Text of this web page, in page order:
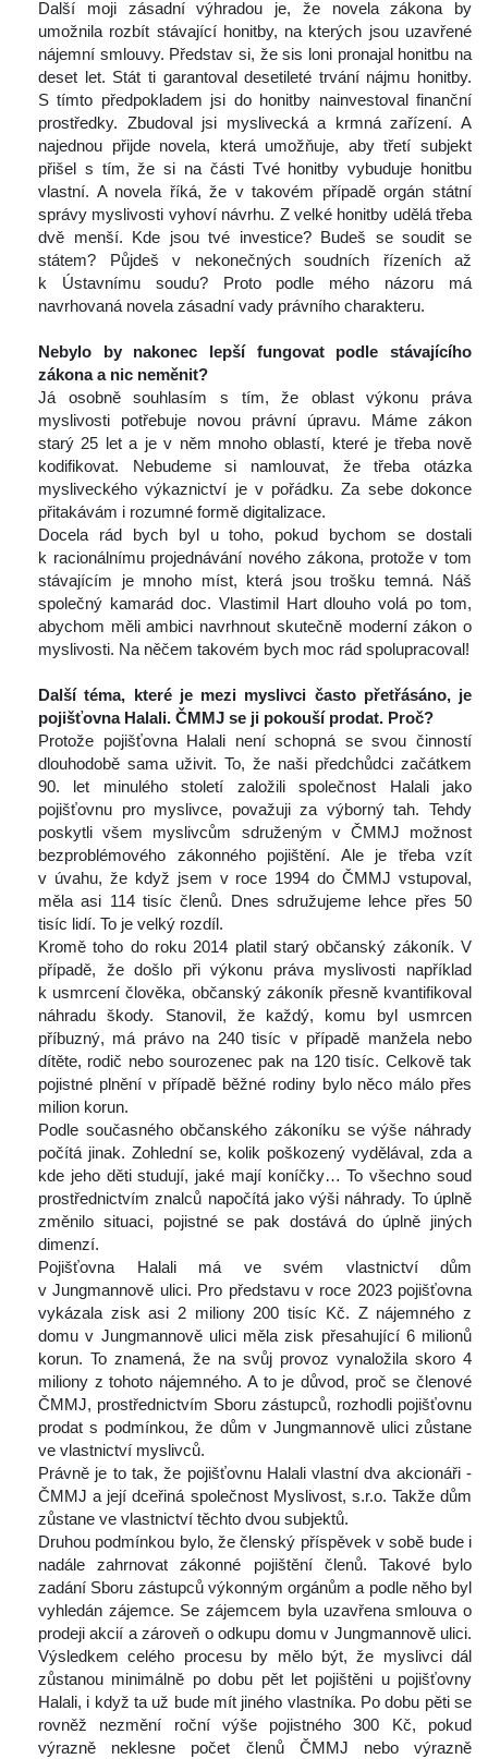
Další moji zásadní výhradou je, že novela zákona by
umožnila rozbít stávající honitby, na kterých jsou uzavřené
nájemní smlouvy. Představ si, že sis loni pronajal honitbu na
deset let. Stát ti garantoval desetileté trvání nájmu honitby.
S tímto předpokladem jsi do honitby nainvestoval finanční
prostředky. Zbudoval jsi myslivecká a krmná zařízení. A
najednou přijde novela, která umožňuje, aby třetí subjekt
přišel s tím, že si na části Tvé honitby vybuduje honitbu
vlastní. A novela říká, že v takovém případě orgán státní
právy myslivosti vyhoví návrhu. Z velké honitby udělá třeba
dvě menší. Kde jsou tvé investice? Budeš se soudit se
tátem? Půjdeš v nekonečných soudních řízeních až
k Ústavnímu soudu? Proto podle mého názoru má
navrhovaná novela zásadní vady právního charakteru.
Nebylo by nakonec lepší fungovat podle stávajícího
zákona a nic neměnit?
Já osobně souhlasím s tím, že oblast výkonu práva
myslivosti potřebuje novou právní úpravu. Máme zákon
tarý 25 let a je v něm mnoho oblastí, které je třeba nově
kodifikovat. Nebudeme si namlouvat, že třeba otázka
mysliveckého výkaznictví je v pořádku. Za sebe dokonce
přitakávám i rozumné formě digitalizace.
Docela rád bych byl u toho, pokud bychom se dostali
k racionálnímu projednávání nového zákona, protože v tom
távajícím je mnoho míst, která jsou trošku temná. Náš
polečný kamarád doc. Vlastimil Hart dlouho volá po tom,
abychom měli ambici navrhnout skutečně moderní zákon o
myslivosti. Na něčem takovém bych moc rád spolupracoval!
Další téma, které je mezi myslivci často přetřásáno, je
pojišťovna Halali. ČMMJ se ji pokouší prodat. Proč?
Protože pojišťovna Halali není schopná se svou činností
dlouhodobě sama uživit. To, že naši předchůdci začátkem
90. let minulého století založili společnost Halali jako
pojišťovnu pro myslivce, považuji za výborný tah. Tehdy
poskytli všem myslivcům sdruženým v ČMMJ možnost
bezproblémového zákonného pojištění. Ale je třeba vzít
v úvahu, že když jsem v roce 1994 do ČMMJ vstupoval,
měla asi 114 tisíc členů. Dnes sdružujeme lehce přes 50
tisíc lidí. To je velký rozdíl.
Kromě toho do roku 2014 platil starý občanský zákoník. V
případě, že došlo při výkonu práva myslivosti například
k usmrcení člověka, občanský zákoník přesně kvantifikoval
náhradu škody. Stanovil, že každý, komu byl usmrcen
příbuzný, má právo na 240 tisíc v případě manžela nebo
dítěte, rodič nebo sourozenec pak na 120 tisíc. Celkově tak
pojistné plnění v případě běžné rodiny bylo něco málo přes
milion korun.
Podle současného občanského zákoníku se výše náhrady
počítá jinak. Zohlední se, kolik poškozený vydělával, zda a
kde jeho děti studují, jaké mají koníčky… To všechno soud
prostřednictvím znalců napočítá jako výši náhrady. To úplně
změnilo situaci, pojistné se pak dostává do úplně jiných
dimenzí.
Pojišťovna Halali má ve svém vlastnictví dům
v Jungmannově ulici. Pro představu v roce 2023 pojišťovna
vykázala zisk asi 2 miliony 200 tisíc Kč. Z nájemného z
domu v Jungmannově ulici měla zisk přesahující 6 milionů
korun. To znamená, že na svůj provoz vynaložila skoro 4
miliony z tohoto nájemného. A to je důvod, proč se členové
ČMMJ, prostřednictvím Sboru zástupců, rozhodli pojišťovnu
prodat s podmínkou, že dům v Jungmannově ulici zůstane
ve vlastnictví myslivců.
Právně je to tak, že pojišťovnu Halali vlastní dva akcionáři -
ČMMJ a její dceřiná společnost Myslivost, s.r.o. Takže dům
zůstane ve vlastnictví těchto dvou subjektů.
Druhou podmínkou bylo, že členský příspěvek v sobě bude i
nadále zahrnovat zákonné pojištění členů. Takové bylo
zadání Sboru zástupců výkonným orgánům a podle něho byl
vyhledán zájemce. Se zájemcem byla uzavřena smlouva o
prodeji akcií a zároveň o odkupu domu v Jungmannově ulici.
Výsledkem celého procesu by mělo být, že myslivci dál
zůstanou minimálně po dobu pět let pojištěni u pojišťovny
Halali, i když ta už bude mít jiného vlastníka. Po dobu pěti se
rovněž nezmění roční výše pojistného 300 Kč, pokud
výrazně neklesne počet členů ČMMJ nebo výrazně